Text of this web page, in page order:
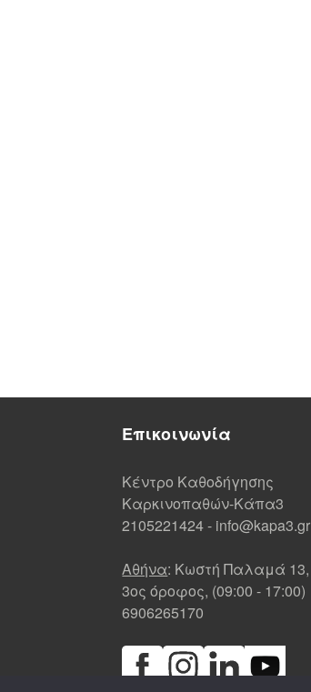
Επικοινωνία
Κέντρο Καθοδήγησης
Καρκινοπαθών-Κάπα3
2105221424- info@kapa3.gr
Αθήνα: Κωστή Παλαμά 13,
3ος όροφος, (09:00 - 17:00)
6906265170